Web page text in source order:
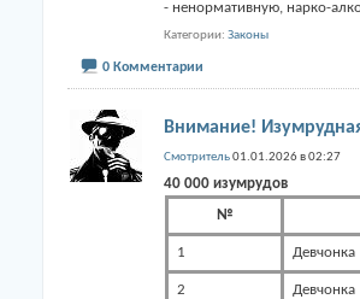
- ненормативную, нарко-
Категории Законы
0 Комментарии
Внимание!
Смотритель01.01.2026 в 02:27
40 000 изумрудов
№
1 Девчонка
2 Девчонка